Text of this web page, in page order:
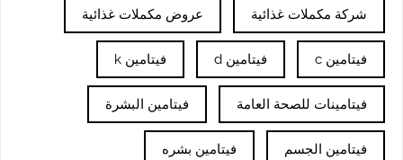
شركة مكملات غذائية عروض مكملات غذائية
فيتامين c فيتامين d فيتامين k
فيتامينات للصحة العامة فيتامين البشرة
فيتامين الجسم فيتامين بشره